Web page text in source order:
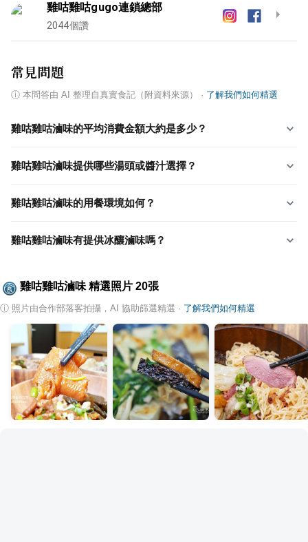
雞咕雞咕gugo連鎖總部
2044個讚
常見問題
ⓘ 本問答由 AI 整理自真實食記（附資料來源） · 了解我們如何精選
雞咕雞咕滷味的平均消費金額大約是多少？
雞咕雞咕滷味提供哪些湯頭或醬汁選擇？
雞咕雞咕滷味的用餐環境如何？
雞咕雞咕滷味有提供冰釀滷味嗎？
雞咕雞咕滷味 精選照片 20張
ⓘ 照片由合作部落客拍攝，AI 協助篩選精選 · 了解我們如何精選